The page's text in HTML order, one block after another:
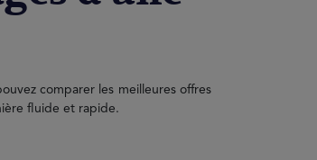
comparer les meilleures offres
fluide et rapide.